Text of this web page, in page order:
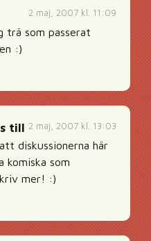
2 maj, 2007 kl. 11:09
trä som passerat
:)
2 maj, 2007 kl. 13:03
till
diskussionerna här
komiska som
mer! :)